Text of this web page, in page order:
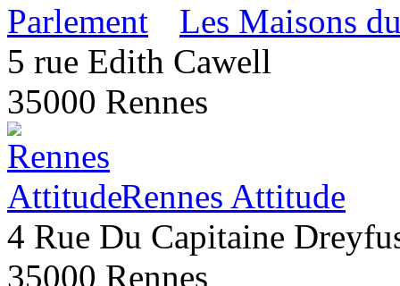
Les Maisons
5 rue Edith Cawell
35000 Rennes
Rennes Attitude
4 Rue Du Capitaine
35000 Rennes